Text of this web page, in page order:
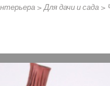
>Для дачи и сада >